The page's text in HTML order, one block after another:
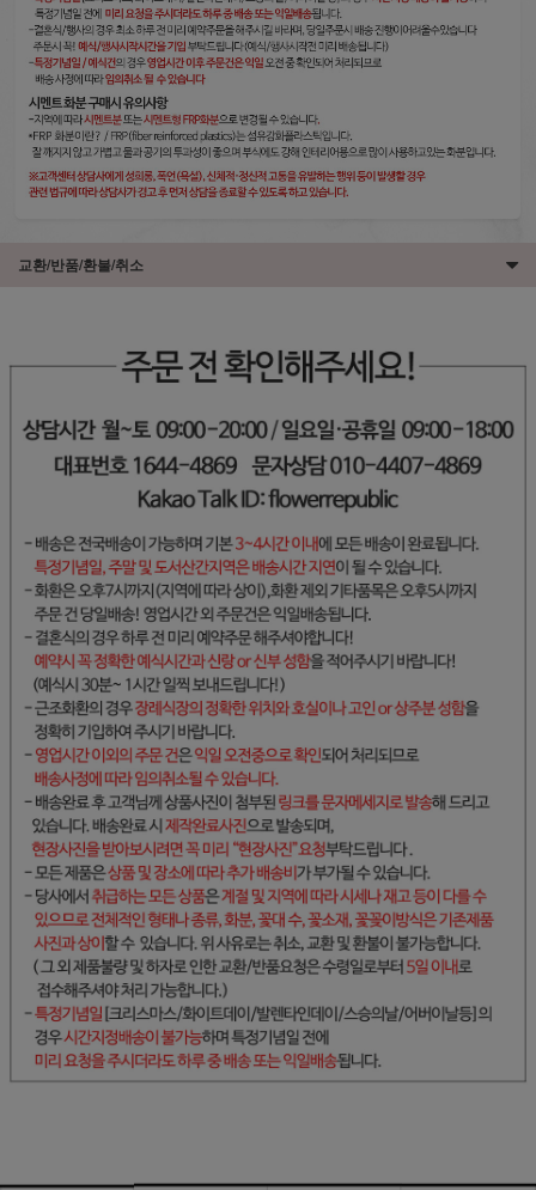
교환/반품/환불/취소